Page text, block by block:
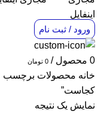
ورود / ثبت نام
0 محصول /
0 تومان
خانه
کجاست”
نمایش یک نتیجه